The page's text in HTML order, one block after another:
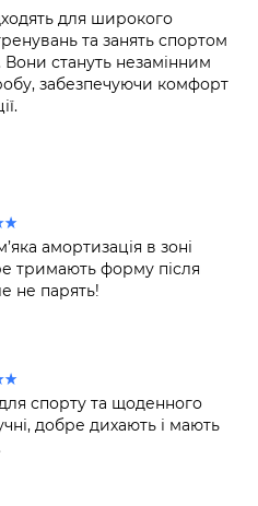
для широкого
та занять спортом
стануть незамінним
забезпечуючи комфорт
амортизація в зоні
тримають форму після
не парять!
спорту та щоденного
добре дихають і мають